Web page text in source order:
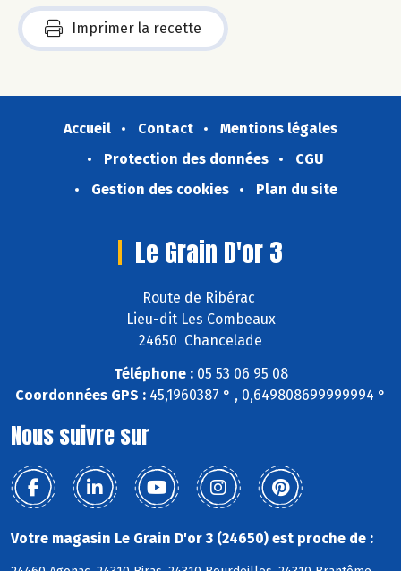
Imprimer la recette
Accueil Contact
Mentions légales
Protection des données
CGU
Gestion des cookies
Plan du site
Le Grain D'or 3
Route de Ribérac
Lieu-dit Les Combeaux
24650 Chancelade
Téléphone :05 53 06 95 08
Coordonnées GPS : 45,1960387 ° , 0,649808699999994 °
Nous suivre sur
Votre magasin Le Grain D'or 3 (24650) est proche de :